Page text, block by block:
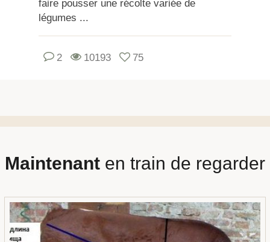
faire pousser une récolte variée de
légumes ...
2 10193 75
Maintenanten train de regarder